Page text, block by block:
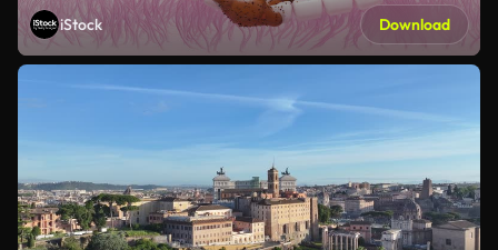
iStock Download